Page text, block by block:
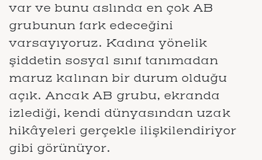
var ve bunu aslında en çok AB
grubunun fark edeceğini
varsayıyoruz. Kadına yönelik
şiddetin sosyal sınıf tanımadan
maruz kalınan bir durum olduğu
açık. Ancak AB grubu, ekranda
izlediği, kendi dünyasından uzak
hikâyeleri gerçekle ilişkilendiriyor
gibi görünüyor.